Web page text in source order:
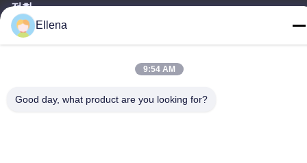
전화
86--13666101750
중국 좋은 품질 플라스마 수술 체계 공급업체. 저작권 © -2026
Ellena
9:54 AM
Good day, what product are you looking for?